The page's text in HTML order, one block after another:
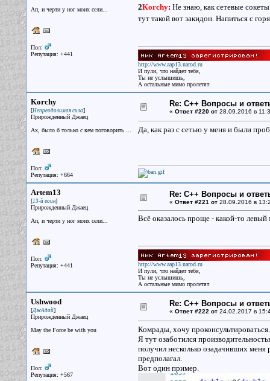
Ап, и черти у ног моих сели...
Пол:
Репутация: +441
2Korchy: Не знаю, как сетевые
тут такой вот закидон. Напиться с
http://www.aap13.narod.ru
И пули, что найдет тебя,
Ты не услышишь,
А остальные мимо пролетят
Korchy
[Непреодолимая сила]
Прирожденный Джаец
Ах, было б только с кем поговорить ...
Пол:
Репутация: +664
Re: С++ Вопросы и
« Ответ #220 от28.09.2016 в
Да, как раз с сетью у меня и были
Artem13
[13-й воин]
Прирожденный Джаец
Ап, и черти у ног моих сели...
Пол:
Репутация: +441
Re: С++ Вопросы и
« Ответ #221 от28.09.2016 в
Всё оказалось проще - какой-то
http://www.aap13.narod.ru
И пули, что найдет тебя,
Ты не услышишь,
А остальные мимо пролетят
Ushwood
[ДжАдай]
Прирожденный Джаец
May the Force be with you
Пол:
Репутация: +567
Re: С++ Вопросы и
« Ответ #222 от24.02.2017 в
Комрады, хочу проконсультироваться.
Я тут озаботился
получил несколько озадачивших меня
предполагал.
Вот один пример.